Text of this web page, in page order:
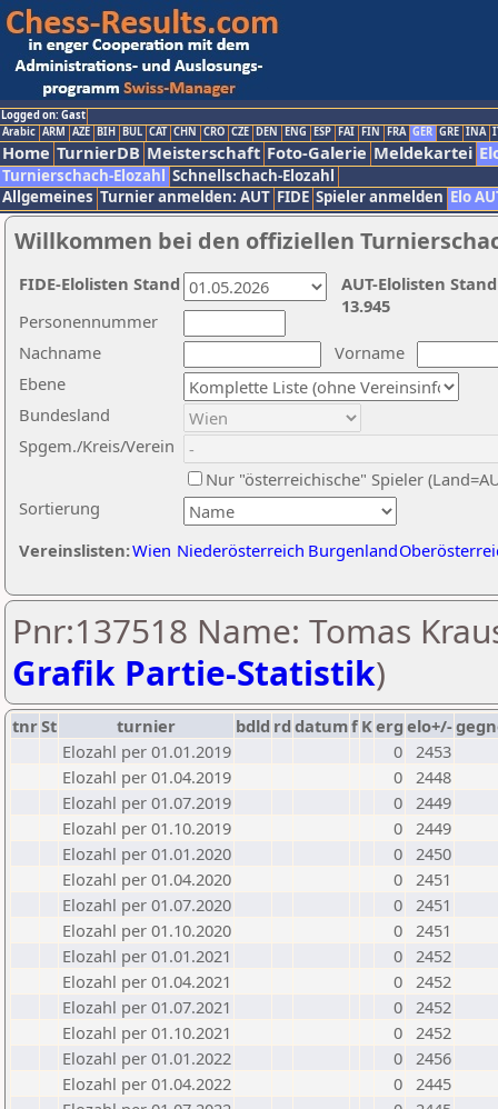
Logged on: Gast
Arabic ARM AZE BIH BUL CAT CHN CRO CZE DEN ENG ESP FAI FIN FRA GER GRE INA
Home TurnierDB Meisterschaft Foto-Galerie Meldekartei
Turnierschach-Elozahl Schnellschach-Elozahl
Allgemeines Turnier anmelden: AUT FIDE Spieler anmelden Elo
Willkommen bei den offiziellen
Nachname
Vorname
Ebene
Sortierung
Personennummer
Bundesland
Spgem./Kreis/Verein
Nur "österreichische" Spieler
Vereinslisten:Wien Niederösterreich Burgenland
AUT-Elolisten
13.945
FIDE-Elolisten Stand
Pnr:137518 Name: Tomas
Grafik Partie-Statistik)
tnrSt turnier bdld rd datumf Kerg elo+/-
Elozahl per 01.01.2019
0 2453
Elozahl per 01.04.2019
0 2448
Elozahl per 01.07.2019
0 2449
Elozahl per 01.10.2019
0 2449
Elozahl per 01.01.2020
0 2450
Elozahl per 01.04.2020
0 2451
Elozahl per 01.07.2020
0 2451
Elozahl per 01.10.2020
0 2451
Elozahl per 01.01.2021
0 2452
Elozahl per 01.04.2021
0 2452
Elozahl per 01.07.2021
0 2452
Elozahl per 01.10.2021
0 2452
Elozahl per 01.01.2022
0 2456
Elozahl per 01.04.2022
0 2445